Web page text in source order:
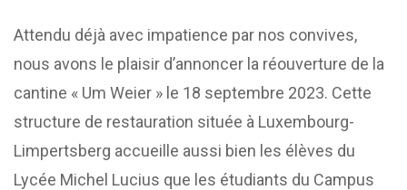
Attendu déjà avec impatience par nos convives,
nous avons le plaisir d’annoncer la réouverture de la
cantine « Um Weier » le 18 septembre 2023. Cette
structure de restauration située à Luxembourg-
Limpertsberg accueille aussi bien les élèves du
Lycée Michel Lucius que les étudiants du Campus